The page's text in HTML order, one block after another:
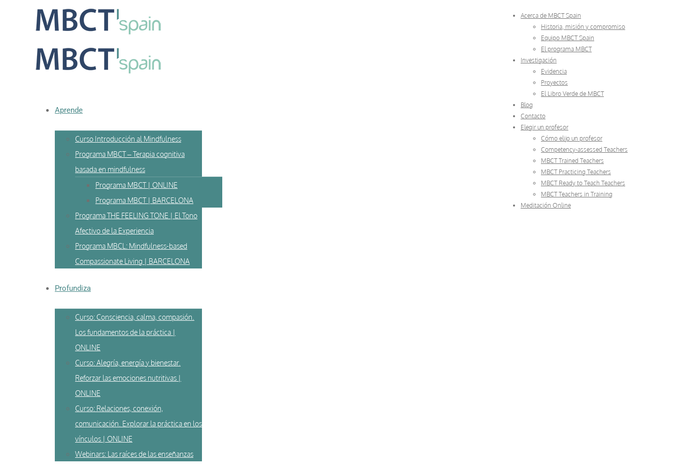
Acerca de MBCT Spain
Historia, misión y compromiso
Equipo MBCT Spain
El programa MBCT
Investigación
Evidencia
Proyectos
El Libro Verde de MBCT
Blog
Contacto
Elegir un profesor
Cómo elijo un profesor
Competency-assessed Teachers
MBCT Trained Teachers
MBCT Practicing Teachers
MBCT Ready to Teach Teachers
MBCT Teachers in Training
Meditación Online
Aprende
Curso Introducción al Mindfulness
Programa MBCT – Terapia cognitiva
basada en mindfulness
Programa MBCT | ONLINE
Programa MBCT | BARCELONA
Programa THE FEELING TONE | El Tono
Afectivo de la Experiencia
Programa MBCL: Mindfulness-based
Compassionate Living | BARCELONA
Profundiza
Curso: Consciencia, calma, compasión.
Los fundamentos de la práctica |
ONLINE
Curso: Alegría, energía y bienestar.
Reforzar las emociones nutritivas |
ONLINE
Curso: Relaciones, conexión,
comunicación. Explorar la práctica en los
vínculos | ONLINE
Webinars: Las raíces de las enseñanzas